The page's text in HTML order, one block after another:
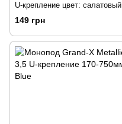
U-крепление цвет: салатовый
149 грн